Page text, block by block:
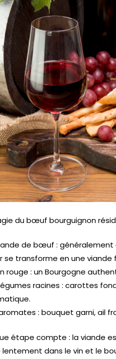
du bœuf bourguignon
de bœuf : généralement
se transforme en une
rouge : un Bourgogne
racines : carottes
: bouquet garni, ail
étape compte : la viande
lentement dans le vin et le